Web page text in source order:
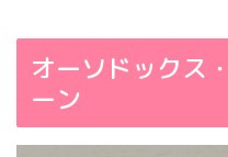
オーソドックス
ーン